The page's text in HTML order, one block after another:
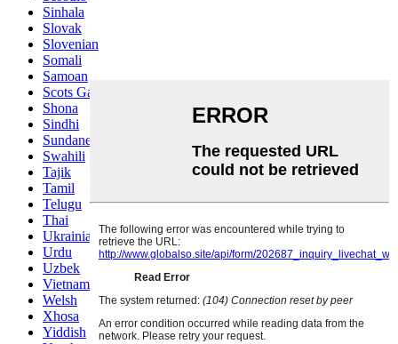
Sinhala
Slovak
Slovenian
Somali
Samoan
Scots Gaelic
Shona
Sindhi
Sundanese
Swahili
Tajik
Tamil
Telugu
Thai
Ukrainian
Urdu
Uzbek
Vietnamese
Welsh
Xhosa
Yiddish